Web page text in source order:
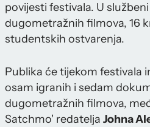
povijesti festivala. U
dugometražnih filmova, 16
studentskih ostvarenja.
Publika će tijekom festivala
osam igranih i sedam
dugometražnih filmova,
Satchmo' redatelja Johna